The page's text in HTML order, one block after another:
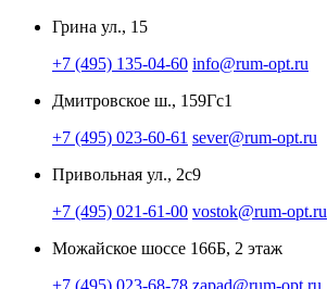
Грина ул., 15
+7 (495) 135-04-60 info@rum-opt.ru
Дмитровское ш., 159Гс1
+7 (495) 023-60-61 sever@rum-opt.ru
Привольная ул., 2с9
+7 (495) 021-61-00 vostok@rum-opt.ru
Можайское шоссе 166Б, 2 этаж
+7 (495) 023-68-78 zapad@rum-opt.ru